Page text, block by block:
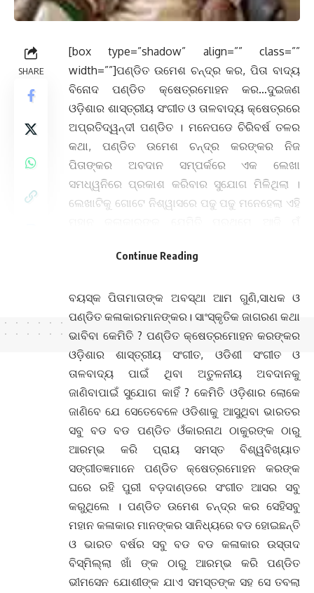
SHARE
[box type=”shadow” align=”” class=””
width=””]ପଣ୍ଡିତ ଉମେଶ ଚନ୍ଦ୍ର କର, ପିତା ବାଦ୍ୟ
ବିନୋଦ ପଣ୍ଡିତ କ୍ଷେତ୍ରମୋହନ କର…ଦୁଇଜଣ
ଓଡ଼ିଶାର ଶାସ୍ତ୍ରୀୟ ସଂଗୀତ ଓ ତାଳବାଦ୍ୟ କ୍ଷେତ୍ରରେ
ଅପ୍ରତିଦ୍ୱନ୍ଦୀ ପଣ୍ଡିତ । ମନେପଡେ ଚିରିବର୍ଷ ତଳର
କଥା, ପଣ୍ଡିତ ଉମେଶ ଚନ୍ଦ୍ର କରଙ୍କର ନିଜ
ପିତାଙ୍କର ଅବଦାନ ସମ୍ପର୍କରେ ଏକ ଲେଖା
ସମଧ୍ୱନିରେ ପ୍ରକାଶ କରିବାର ସୁଯୋଗ ମିଳିଥିଲା ।
ଲେଖାଟିକୁ ଗୋଟେ ନିଶ୍ୱାସରେ ପଢୁ ପଢୁ ମନେହେଲା ଏହି
ପଣ୍ଡିତ, ଗୁଣି ମାନଙ୍କୁ ଜାଣିବା ବା ଜଣାଇବା ପାଇଁ ଆମ
ବୟସ୍କ ପିତାମାତାଙ୍କ ଅବସ୍ଥା ଆମ ଗୁଣି,ସାଧକ ଓ
ପଣ୍ଡିତ କଳାକାରମାନଙ୍କର। ସାଂସ୍କୃତିକ ଜାଗରଣ କଥା
ଭାବିବା କେମିତି ? ପଣ୍ଡିତ କ୍ଷେତ୍ରମୋହନ କରଙ୍କର
ଓଡ଼ିଶାର ଶାସ୍ତ୍ରୀୟ ସଂଗୀତ, ଓଡିଶୀ ସଂଗୀତ ଓ
ତାଳବାଦ୍ୟ ପାଇଁ ଥିବା ଅତୁଳନୀୟ ଅବଦାନକୁ
ଜାଣିବାପାଇଁ ସୁଯୋଗ କାହିଁ ? କେମିତି ଓଡ଼ିଶାର ଲୋକେ
ଜାଣିବେ ଯେ ସେତେବେଳେ ଓଡିଶାକୁ ଆସୁଥିବା ଭାରତର
ସବୁ ବଡ ବଡ ପଣ୍ଡିତ ଓଁକାରନାଥ ଠାକୁରଙ୍କ ଠାରୁ
ଆରମ୍ଭ କରି ପ୍ରାୟ ସମସ୍ତ ବିଶ୍ୱବିଖ୍ୟାତ
ସଙ୍ଗୀତଜ୍ଞମାନେ ପଣ୍ଡିତ କ୍ଷେତ୍ରମୋହନ କରଙ୍କ
ଘରେ ରହି ପୁରୀ ବଡ଼ଦାଣ୍ଡରେ ସଂଗୀତ ଆସର ସବୁ
କରୁଥିଲେ । ପଣ୍ଡିତ ଉମେଶ ଚନ୍ଦ୍ର କର ସେହିସବୁ
ମହାନ କଳାକାର ମାନଙ୍କର ସାନିଧ୍ୟରେ ବଡ ହୋଇଛନ୍ତି
ଓ ଭାରତ ବର୍ଷର ସବୁ ବଡ ବଡ କଳାକାର ଉସ୍ତାଦ
ବିସ୍ମିଲ୍ଲା ଖାଁ ଙ୍କ ଠାରୁ ଆରମ୍ଭ କରି ପଣ୍ଡିତ
ଭୀମସେନ ଯୋଶୀଙ୍କ ଯାଏ ସମସ୍ତଙ୍କ ସହ ସେ ତବଲା
Continue Reading